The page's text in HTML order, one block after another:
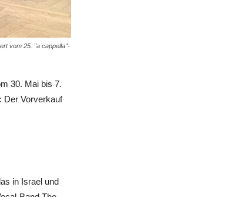
vom 25. "a cappella"-
30. Mai bis 7.
Der Vorverkauf
in Israel und